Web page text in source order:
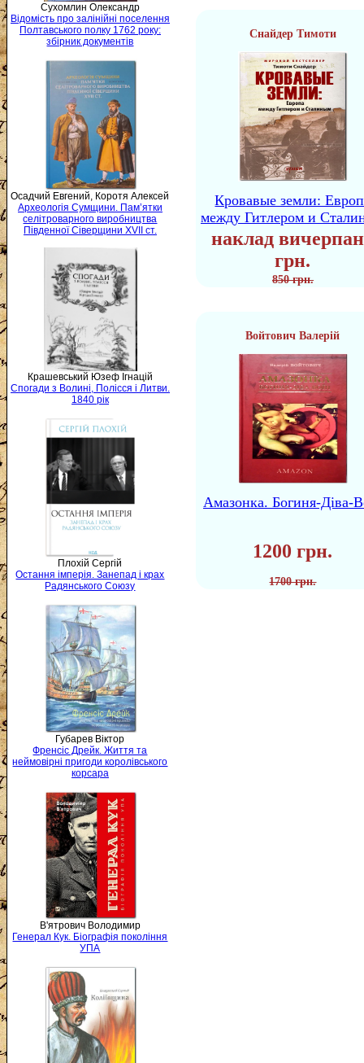
Сухомлин Олександр
Відомість про залінійні поселення
Полтавського полку 1762 року:
збірник документів
Осадчий Евгений, Коротя Алексей
Археологія Сумщини. Пам’ятки
селітроварного виробництва
Південної Сіверщини XVII ст.
Крашевський Юзеф Ігнацій
Спогади з Волині, Полісся і Литви.
1840 рік
Плохій Сергій
Остання імперія. Занепад і крах
Радянського Союзу
Губарев Віктор
Френсіс Дрейк. Життя та
неймовірні пригоди королівського
корсара
В'ятрович Володимир
Генерал Кук. Біографія покоління
УПА
Снайдер Тимоти
Кровавые земли:
между Гитлером и
наклад
грн.
850 грн.
Войтович Валерій
Амазонка. Богиня-Діва-
1200 грн.
1700 грн.